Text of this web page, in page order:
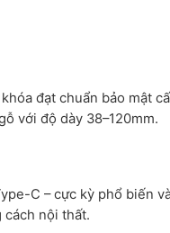
đạt chuẩn bảo mật
với độ dày 38–120mm.
C – cực kỳ phổ biến
cách nội thất.